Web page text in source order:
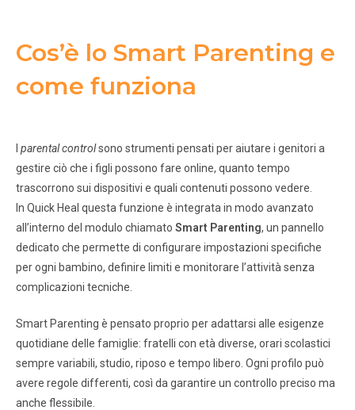
Cos’è lo Smart Parenting e
come funziona
parental controlsono strumenti pensati per aiutare i genitori a
gestire ciò che i figli possono fare online, quanto tempo
trascorrono sui dispositivi e quali contenuti possono vedere.
In Quick Heal questa funzione è integrata in modo avanzato
all’interno del modulo chiamato Smart Parenting, un pannello
dedicato che permette di configurare impostazioni specifiche
per ogni bambino, definire limiti e monitorare l’attività senza
complicazioni tecniche.
Smart Parenting è pensato proprio per adattarsi alle esigenze
quotidiane delle famiglie: fratelli con età diverse, orari scolastici
sempre variabili, studio, riposo e tempo libero. Ogni profilo può
avere regole differenti, così da garantire un controllo preciso ma
anche flessibile.